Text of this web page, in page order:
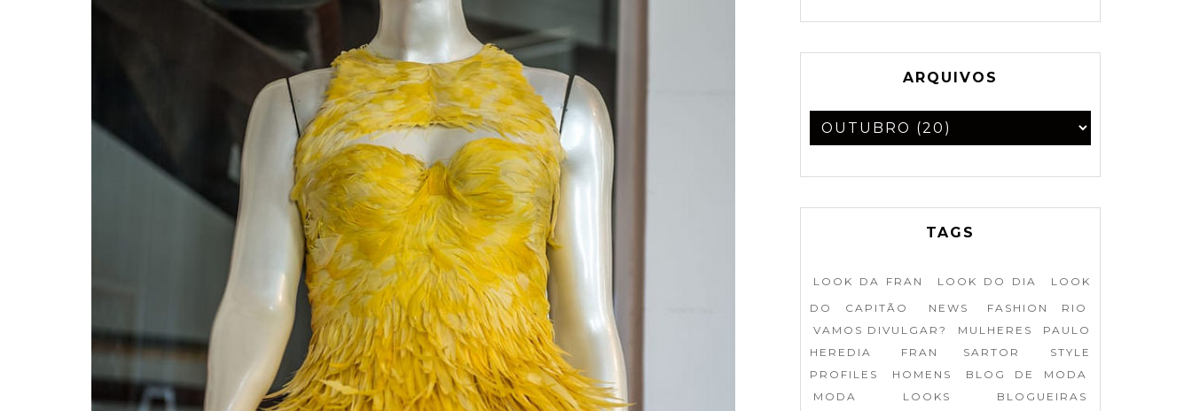
ARQUIVOS
TAGS
LOOK DA FRAN LOOK DO DIA
LOOK
DO CAPITÃO
NEWS
FASHION RIO
VAMOS DIVULGAR?
MULHERES
PAULO
HEREDIA
FRAN SARTOR
STYLE
PROFILES
HOMENS
BLOG DE MODA
MODA
LOOKS
BLOGUEIRAS